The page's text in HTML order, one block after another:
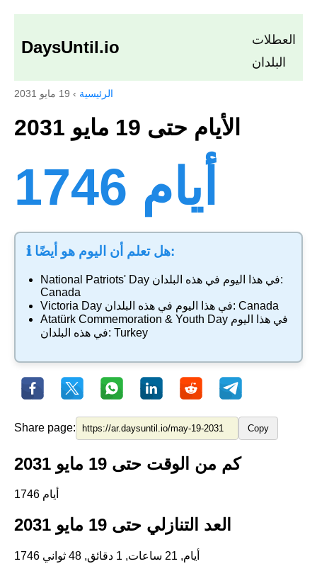
DaysUntil.io
العطلات
البلدان
الرئيسية › 19 مايو 2031
الأيام حتى 19 مايو 2031
1746 أيام
ℹ️ هل تعلم أن اليوم هو أيضًا:
National Patriots' Day
في هذا اليوم في هذه البلدان:
Canada
Victoria Day
في هذا اليوم في هذه البلدان: Canada
Atatürk Commemoration & Youth Day
في هذه البلدان: Turkey
Share page: Copy
كم من الوقت حتى 19 مايو 2031
1746 أيام
العد التنازلي حتى 19 مايو 2031
1746 أيام, 21 ساعات, 1 دقائق, 48 ثواني